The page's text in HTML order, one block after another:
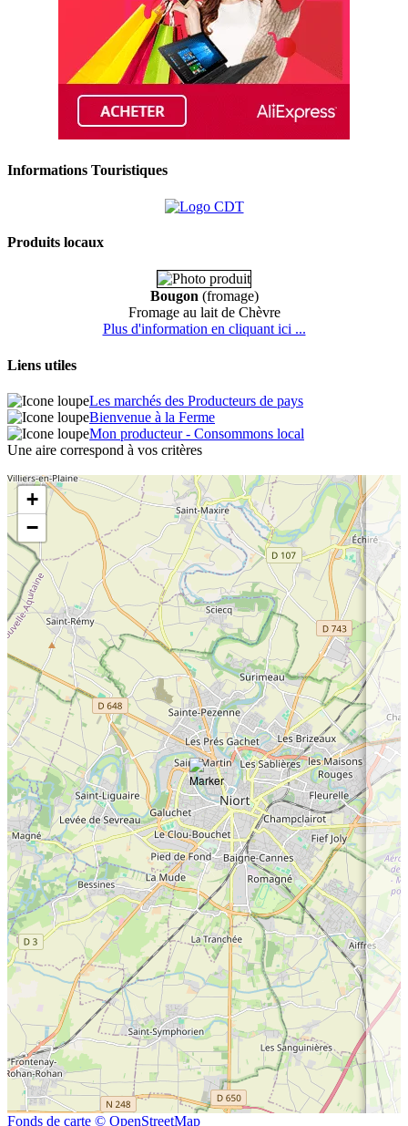
Informations Touristiques
Produits locaux
Bougon (fromage)
Fromage au lait de Chèvre
Plus d'information en cliquant ici ...
Liens utiles
Les marchés des Producteurs de pays
Bienvenue à la Ferme
Mon producteur - Consommons local
Une aire correspond à vos critères
+
−
Fonds de carte © OpenStreetMap